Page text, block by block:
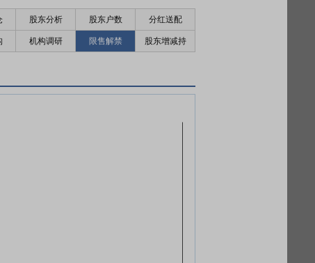
股东分析 股东户数 分红送配
机构调研 限售解禁 股东增减持